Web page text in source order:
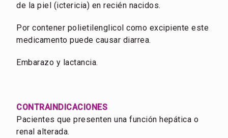
de la piel (ictericia) en recién nacidos.
Por contener polietilenglicol como excipiente este
medicamento puede causar diarrea.
Embarazo y lactancia.
CONTRAINDICACIONES
Pacientes que presenten una función hepática o
renal alterada.